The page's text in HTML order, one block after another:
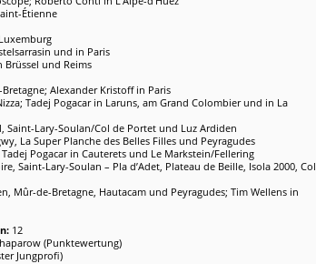
Étienne
und in Paris
Brüssel und Reims
Alexander Kristoff in Paris
Tadej Pogacar in Laruns, am Grand Colombier und in La
Saint-Lary-Soulan/Col de Portet und Luz Ardiden
La Super Planche des Belles Filles und Peyragudes
Pogacar in Cauterets und Le Markstein/Fellering
Saint-Lary-Soulan – Pla d’Adet, Plateau de Beille, Isola 2000, Col
Mûr-de-Bretagne, Hautacam und Peyragudes; Tim Wellens in
12
(Punktewertung)
Jungprofi)